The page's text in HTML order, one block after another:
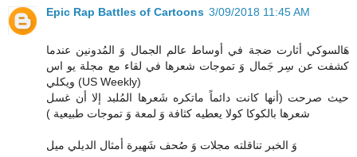
Epic Rap Battles of Cartoons 3/09/2018 11:45 AM
هَالسوكي أثارت ضجة في أوساط عالم الجمال وَ المُدونين عندما
كشفت عن سِر جَمال وَ تموجات شعرها في لقاء مع مجلة يو اس
ويكلي (US Weekly)
حيث صرحت (أنها كانت دائماً ماتكره شَعرها المُلبد إلا أن غسل
شعرها بالكوكا كولا يعطيه كثافة وَ لمعة وَ تموجات طبيعية )
وَ الخبر تناقلته مجلات وَ صُحف شَهيرة أمثال الديلي ميل